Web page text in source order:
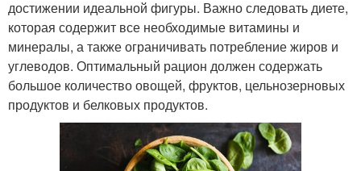
достижении идеальной фигуры. Важно следовать диете,
которая содержит все необходимые витамины и
минералы, а также ограничивать потребление жиров и
углеводов. Оптимальный рацион должен содержать
большое количество овощей, фруктов, цельнозерновых
продуктов и белковых продуктов.